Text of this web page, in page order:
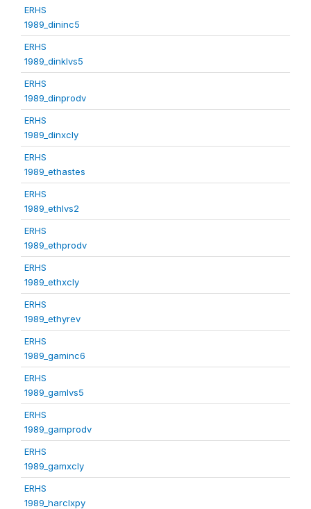
ERHS
1989_dininc5
ERHS
1989_dinklvs5
ERHS
1989_dinprodv
ERHS
1989_dinxcly
ERHS
1989_ethastes
ERHS
1989_ethlvs2
ERHS
1989_ethprodv
ERHS
1989_ethxcly
ERHS
1989_ethyrev
ERHS
1989_gaminc6
ERHS
1989_gamlvs5
ERHS
1989_gamprodv
ERHS
1989_gamxcly
ERHS
1989_harclxpy